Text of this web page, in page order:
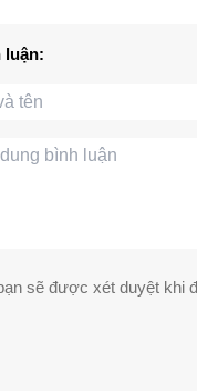
luận:
sẽ được xét duyệt khi